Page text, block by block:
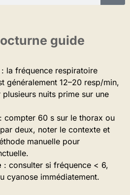
guide
: la fréquence respiratoire
généralement 12–20 resp/min,
plusieurs nuits prime sur une
: compter 60 s sur le thorax ou
deux, noter le contexte et
manuelle pour
: consulter si fréquence < 6,
cyanose immédiatement.